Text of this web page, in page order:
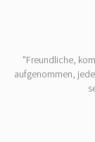
"Freundliche,
aufgenommen,